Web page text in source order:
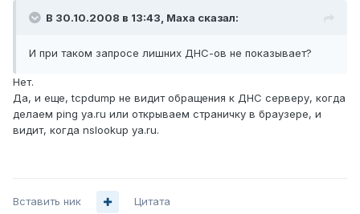
В 30.10.2008 в 13:43, Maxa сказал:
И при таком запросе лишних ДНС-ов не показывает?
Нет.
Да, и еще, tcpdump не видит обращения к ДНС серверу, когда
делаем ping ya.ru или открываем страничку в браузере, и
видит, когда nslookup ya.ru.
Вставить ник Цитата